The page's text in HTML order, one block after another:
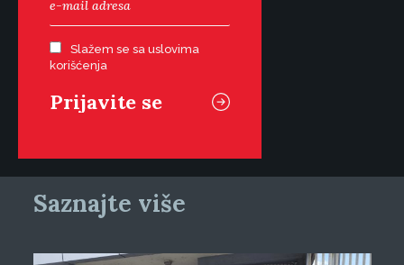
Slažem se sa uslovima
korišćenja
Saznajte više